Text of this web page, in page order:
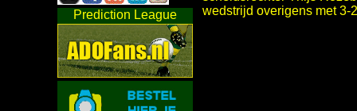
Prediction League
wedstrijd overigens met 3-